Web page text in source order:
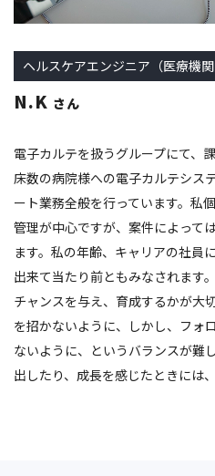
ヘルスケアエンジニア（医療機関
N.K さん
電子カルテを扱うグループにて、
床数の病院様への電子カルテシス
ート業務全般を行っています。私
管理が中心ですが、案件によって
ます。私の年齢、キャリアの社員
出来て当たり前ともみなされます
チャンスを与え、育成するかが大
を招かないように、しかし、フォ
ないように、というバランスが難
出したり、成長を感じたときには